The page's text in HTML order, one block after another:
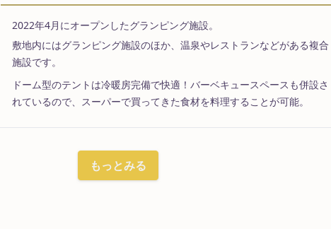
2022年4月にオープンしたグランピング施設。
敷地内にはグランピング施設のほか、温泉やレストランなどがある複合
施設です。
ドーム型のテントは冷暖房完備で快適！バーベキュースペースも併設さ
れているので、スーパーで買ってきた食材を料理することが可能。
もっとみる